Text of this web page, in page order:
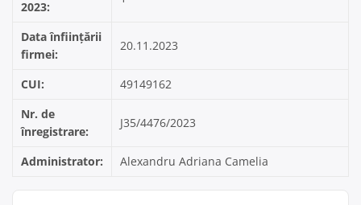
2023:
Data înființării
firmei:
20.11.2023
CUI:
49149162
Nr. de
înregistrare:
J35/4476/2023
Administrator: Alexandru Adriana Camelia